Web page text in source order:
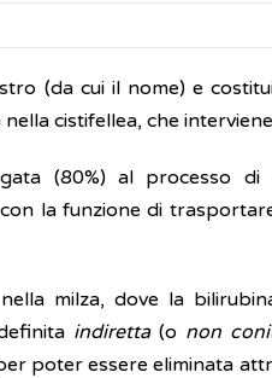
(da cui il nome) e
cistifellea, che
(80%) al processo di
la funzione di
milza, dove la
indiretta(o non
poter essere eliminata